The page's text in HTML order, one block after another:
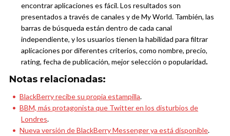
encontrar aplicaciones es fácil. Los resultados son
presentados a través de canales y de My World. También, las
barras de búsqueda están dentro de cada canal
independiente, y los usuarios tienen la habilidad para filtrar
aplicaciones por diferentes criterios, como nombre, precio,
rating, fecha de publicación, mejor selección o popularidad.
Notas relacionadas:
BlackBerry recibe su propia estampilla.
BBM, más protagonista que Twitter en los disturbios de
Londres.
Nueva versión de BlackBerry Messenger ya está disponible.